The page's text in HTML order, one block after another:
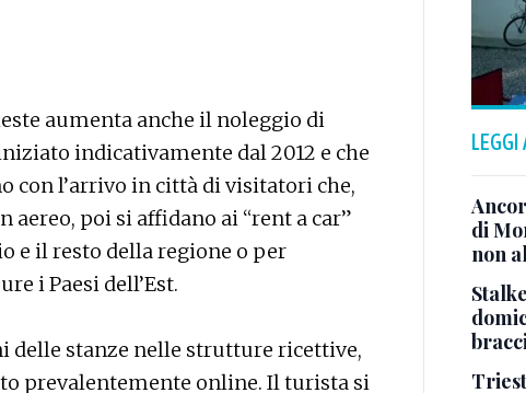
aumenta anche il noleggio di
indicativamente dal 2012 e che
con l’arrivo in città di visitatori che,
poi si affidano ai “rent a car”
e il resto della regione o per
i Paesi dell’Est.
delle stanze nelle strutture ricettive,
prevalentemente online. Il turista si
LEGGI
di
non